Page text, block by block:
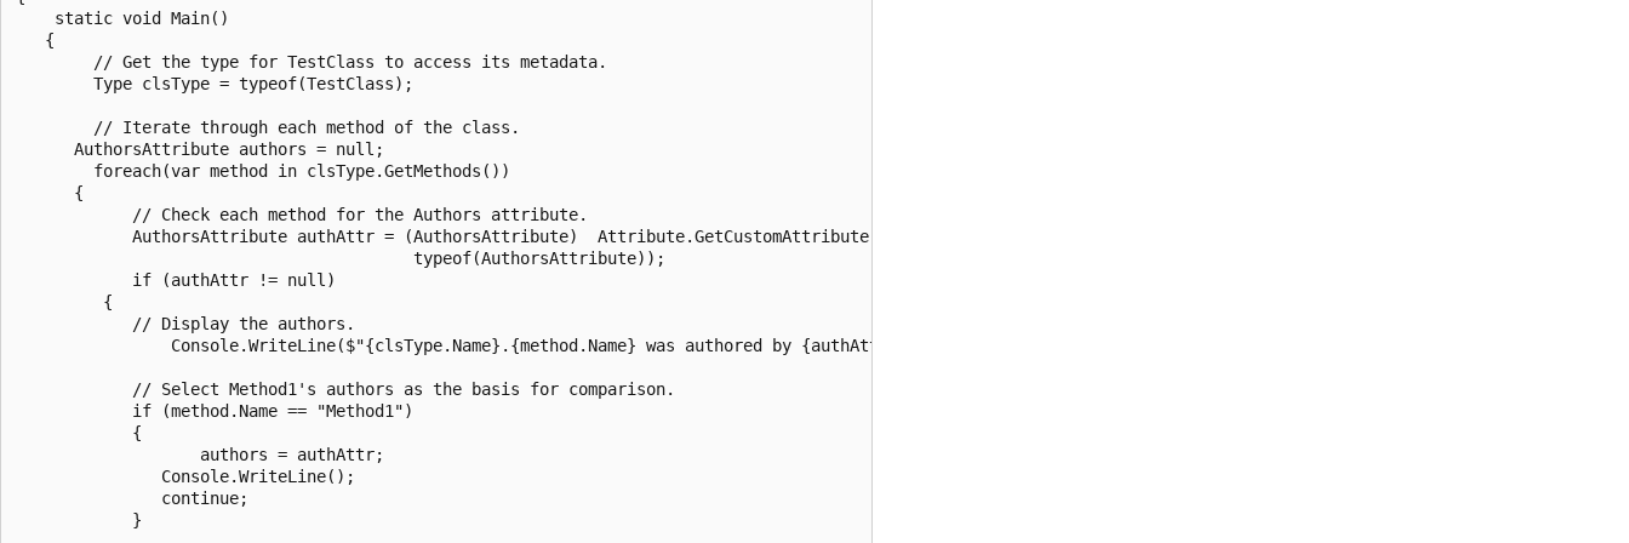
    static void Main()
   {
        // Get the type for TestClass to access its metadata.
        Type clsType = typeof(TestClass);
        // Iterate through each method of the class.
      AuthorsAttribute authors = null;
        foreach(var method in clsType.GetMethods())
      {
            // Check each method for the Authors attribute.
            AuthorsAttribute authAttr = (AuthorsAttribute)  Attribute.GetCustomAttribute(method,
                                         typeof(AuthorsAttribute));
            if (authAttr != null)
         {
            // Display the authors.
                Console.WriteLine($"{clsType.Name}.{method.Name} was authored by {authAttr}.");
            // Select Method1's authors as the basis for comparison.
            if (method.Name == "Method1")
            {
                   authors = authAttr;
               Console.WriteLine();
               continue;
            }